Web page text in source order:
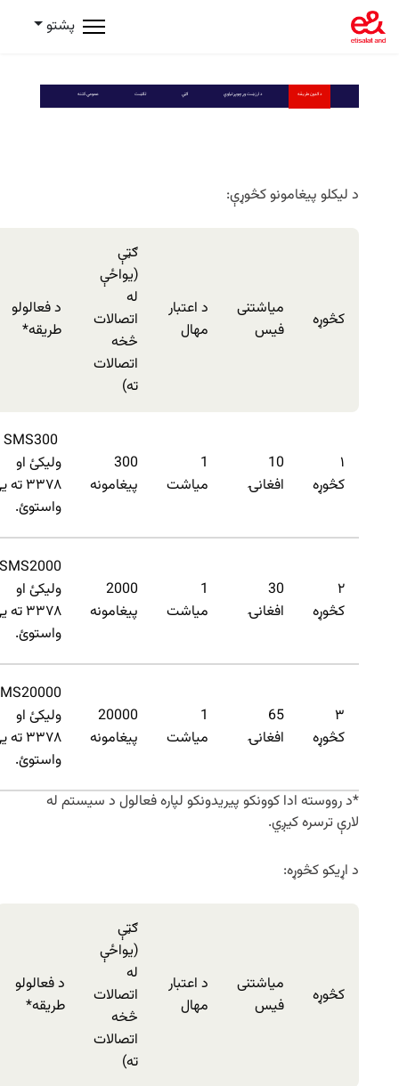
پشتو
د ګډون طریقه د ارزښت وړ چوپړتیاوې ګټې لګښت عمومي کتنه
د لیکلو پیغامونو کڅوړې:
د فعالولو
طریقه*
ګټې
(یواځې
له
اتصالات
څخه
اتصالات
ته)
د اعتبار
مهال
میاشتنی
فیس
کڅوړه
SMS300
ولیکئ او
۳۳۷۸
واستوئ.
300
پیغامونه
1
میاشت
10
افغانۍ
۱
کڅوړه
SMS2000
ولیکئ او
۳۳۷۸
واستوئ.
2000
پیغامونه
1
میاشت
30
افغانۍ
۲
کڅوړه
ولیکئ او
۳۳۷۸
واستوئ.
20000
پیغامونه
1
میاشت
65
افغانۍ
۳
کڅوړه
*د رووسته ادا کوونکو پیریدونکو لپاره فعالول د سیستم له
لارې ترسره کیږي.
د اړیکو کڅوړه:
د فعالولو
طریقه*
ګټې
(یواځې
له
اتصالات
څخه
اتصالات
ته)
د اعتبار
مهال
میاشتنی
فیس
کڅوړه